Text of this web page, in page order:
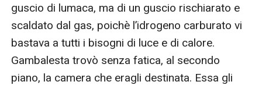
guscio di lumaca, ma di un guscio rischiarato e
scaldato dal gas, poichè l’idrogeno carburato vi
bastava a tutti i bisogni di luce e di calore.
Gambalesta trovò senza fatica, al secondo
piano, la camera che eragli destinata. Essa gli